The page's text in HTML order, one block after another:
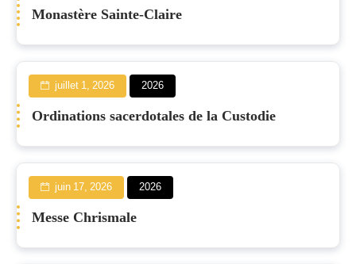
Monastère Sainte-Claire
juillet 1, 2026 2026
Ordinations sacerdotales de la Custodie
juin 17, 2026 2026
Messe Chrismale